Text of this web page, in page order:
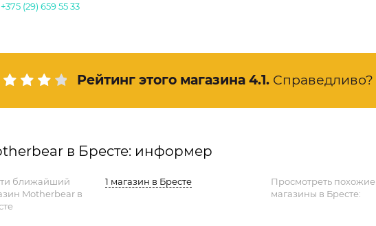
+375 (29) 659 55 33
Рейтинг этого магазина 4.1. Справедливо?
в Бресте: информер
ближайший
Motherbear в
1 магазин в Бресте
Просмотреть похожие
магазины в Бресте: